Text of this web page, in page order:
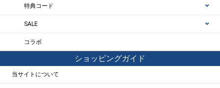
特典コード
SALE
コラボ
ショッピングガイド
当サイトについて